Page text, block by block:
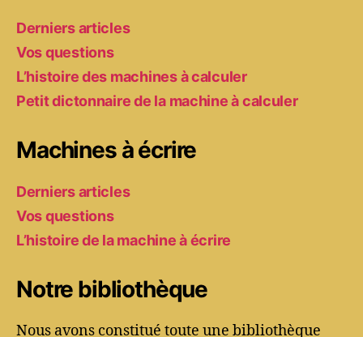
Derniers articles
Vos questions
L’histoire des machines à calculer
Petit dictonnaire de la machine à calculer
Machines à écrire
Derniers articles
Vos questions
L’histoire de la machine à écrire
Notre bibliothèque
Nous avons constitué toute une bibliothèque